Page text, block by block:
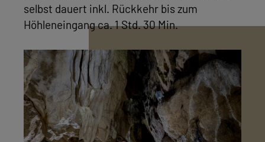
selbst dauert inkl. Rückkehr bis zum
Höhleneingang ca. 1 Std. 30 Min.